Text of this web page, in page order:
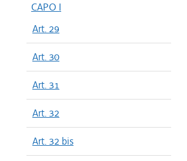
CAPO I
Art. 29
Art. 30
Art. 31
Art. 32
Art. 32 bis